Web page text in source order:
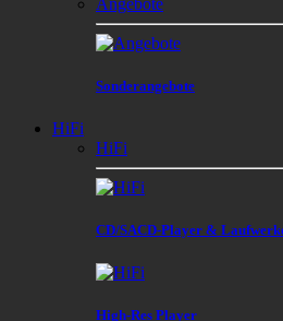
Sonderangebote
HiFi
HiFi
CD/SACD-Player &
High-Res Player